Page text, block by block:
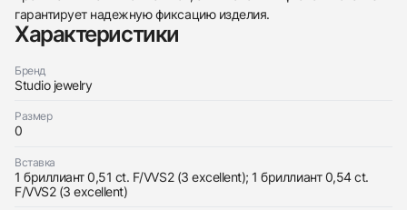
438
285
145
142
205
204
195
150
6
гарантирует надежную фиксацию изделия.
Характеристики
Бренд
Studio jewelry
Размер
0
Вставка
1 бриллиант 0,51 ct. F/VVS2 (3 excellent); 1 бриллиант 0,54 ct.
F/VVS2 (3 excellent)
Купить эти часы
Трейд-ин часов
Оставьте ваши контактные данные и мы свяжемся